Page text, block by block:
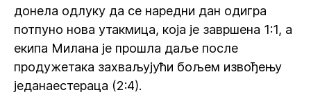
донела одлуку да се наредни дан одигра
потпуно нова утакмица, која је завршена 1:1, а
екипа Милана је прошла даље после
продужетака захваљујући бољем извођењу
једанаестераца (2:4).